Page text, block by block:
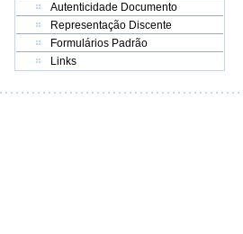
Autenticidade Documento
Representação Discente
Formulários Padrão
Links